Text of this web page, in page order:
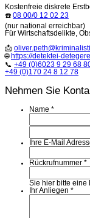
Kostenfreie diskrete
☎️ 08 00/0 12 02 23
(nur national erreichbar)
Für Wirtschaftsdelikte,
📩
🌐 https://detektei-
📞 +49 (0)6023 9 29 68
+49 (0)170 24 8 12 78
Nehmen Sie
Name *
Ihre E-Mail
Rückrufnummer *
Sie hier bitte eine
Ihr Anliegen *